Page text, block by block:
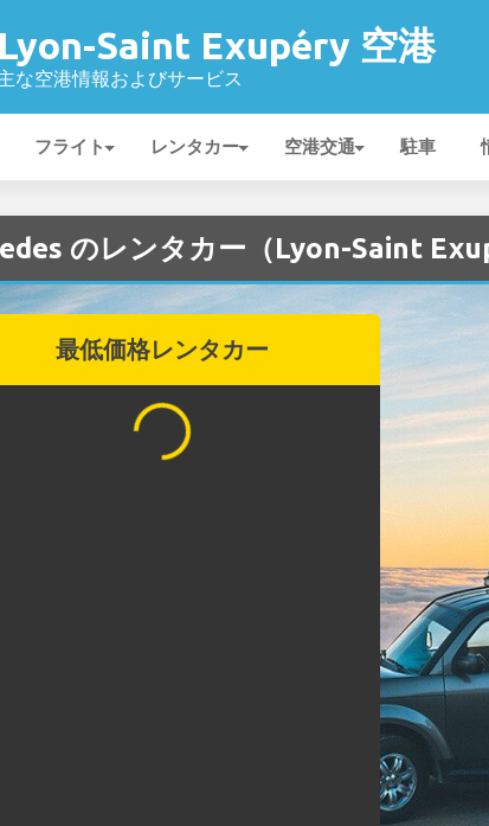
Lyon-Saint Exupéry 空港
な空港情報およびサービス
フライト レンタカー 空港交通 駐車
のレンタカー（Lyon-Saint
最低価格レンタカー